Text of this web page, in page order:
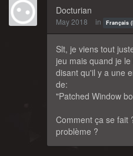
Docturian
May 2018 in Français
Slt, je viens tout
jeu mais quand je
disant qu'il y a une
de:
"Patched Window
Comment ça se fait
problème ?